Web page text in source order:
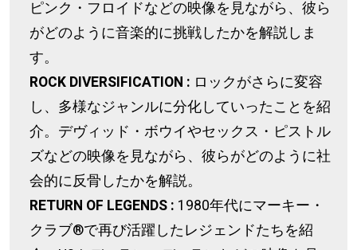
ピンク・フロイドなどの映像を見ながら、彼ら
がどのように音楽的に挑戦したかを解説しま
す。
ROCK DIVERSIFICATION : ロックがさらに変容
し、多様なジャンルに分化していったことを紹
介。デヴィッド・ボウイやセックス・ピストル
ズなどの映像を見ながら、彼らがどのように社
会的に反骨したかを解説。
RETURN OF LEGENDS : 1980年代にマーキー・
クラブ®で再び活躍したレジェンドたちを紹